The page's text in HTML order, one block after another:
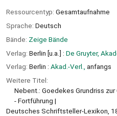
Ressourcentyp: Gesamtaufnahme
Sprache: Deutsch
Bände: Zeige Bände
Verlag: Berlin [u.a.] : De Gruyter,
Verlag: Berlin : Akad.-Verl., anfangs
Weitere Titel:
Nebent.: Goedekes Grundriss
- Fortführung
Deutsches Schriftsteller-Lexikon,